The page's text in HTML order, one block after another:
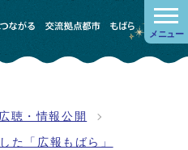
メニュー
聴・情報公開
た「広報もばら」